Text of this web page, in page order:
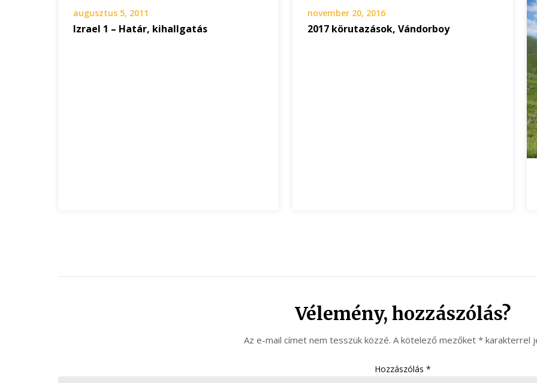
augusztus 5, 2011
Izrael 1 – Határ, kihallgatás
november 20, 2016
2017 körutazások, Vándorboy
Vélemény, hozzászólás?
Az e-mail címet nem tesszük közzé. A kötelező mezőket *karakterrel
Hozzászólás *